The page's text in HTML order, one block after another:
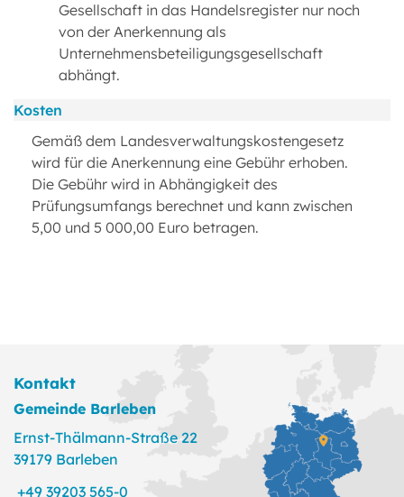
Gesellschaft in das Handelsregister nur noch
von der Anerkennung als
Unternehmensbeteiligungsgesellschaft
abhängt.
Kosten
Gemäß dem Landesverwaltungskostengesetz
wird für die Anerkennung eine Gebühr erhoben.
Die Gebühr wird in Abhängigkeit des
Prüfungsumfangs berechnet und kann zwischen
5,00 und 5 000,00 Euro betragen.
Kontakt
Gemeinde Barleben
Ernst-Thälmann-Straße 22
39179 Barleben
+49 39203 565-0